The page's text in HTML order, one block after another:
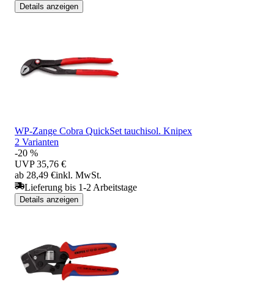
Details anzeigen
WP-Zange Cobra QuickSet tauchisol. Knipex
2 Varianten
-20 %
UVP 35,76 €
ab 28,49 €inkl. MwSt.
Lieferung bis 1-2 Arbeitstage
Details anzeigen